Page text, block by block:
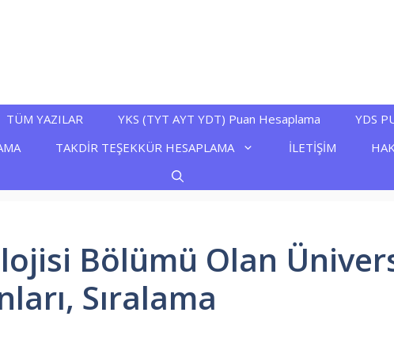
TÜM YAZILAR YKS (TYT AYT YDT) Puan Hesaplama YDS
TAKDİR TEŞEKKÜR HESAPLAMA İLETİŞİM
Bölümü Olan
Sıralama